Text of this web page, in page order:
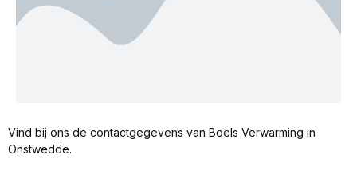
Vind bij ons de contactgegevens van Boels Verwarming in
Onstwedde.